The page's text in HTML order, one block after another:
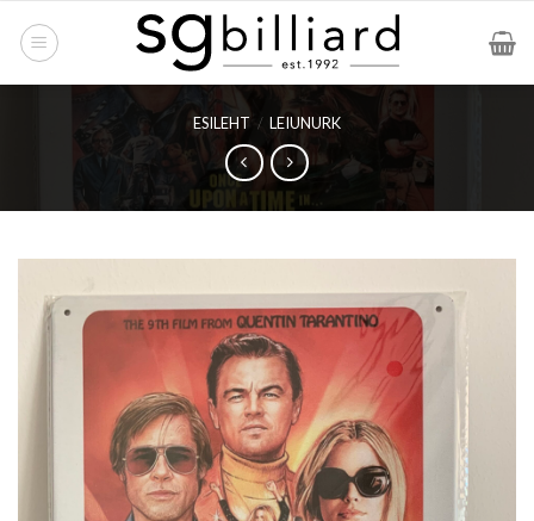
ESILEHT / LEIUNURK